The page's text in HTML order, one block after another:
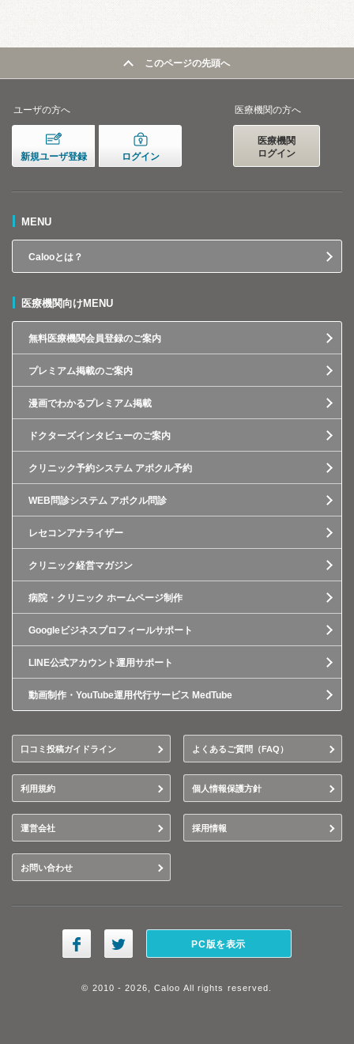
このページの先頭へ
ユーザの方へ
新規ユーザ登録 ログイン
医療機関の方へ
医療機関
ログイン
MENU
Calooとは？
医療機関向けMENU
無料医療機関会員登録のご案内
プレミアム掲載のご案内
漫画でわかるプレミアム掲載
ドクターズインタビューのご案内
クリニック予約システム アポクル予約
WEB問診システム アポクル問診
レセコンアナライザー
クリニック経営マガジン
病院・クリニック ホームページ制作
Googleビジネスプロフィールサポート
LINE公式アカウント運用サポート
動画制作・YouTube運用代行サービス MedTube
口コミ投稿ガイドライン よくあるご質問（FAQ）
利用規約 個人情報保護方針
運営会社 採用情報
お問い合わせ
PC版を表示
© 2010 - 2026, Caloo All rights reserved.